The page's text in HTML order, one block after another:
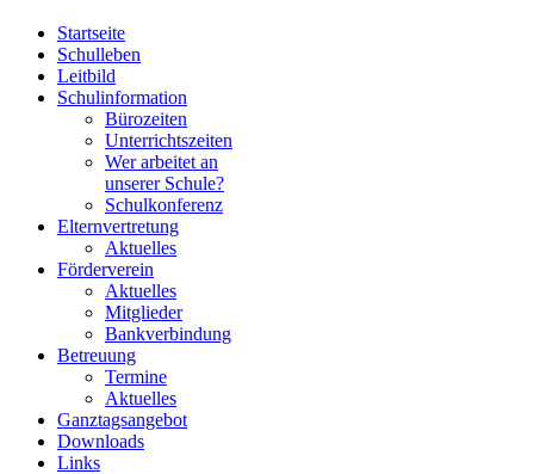
Startseite
Schulleben
Leitbild
Schulinformation
Bürozeiten
Unterrichtszeiten
Wer arbeitet an
unserer Schule?
Schulkonferenz
Elternvertretung
Aktuelles
Förderverein
Aktuelles
Mitglieder
Bankverbindung
Betreuung
Termine
Aktuelles
Ganztagsangebot
Downloads
Links